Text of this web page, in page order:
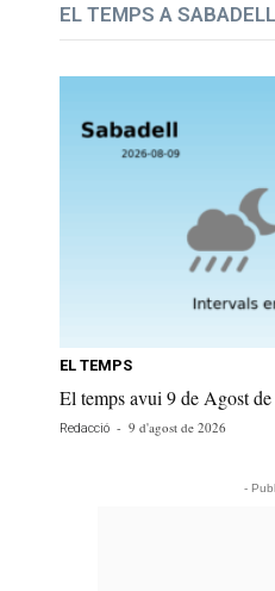
EL TEMPS A
EL TEMPS
El temps avui 9 de Agost
Redacció - 9 d'agost de 2026
-